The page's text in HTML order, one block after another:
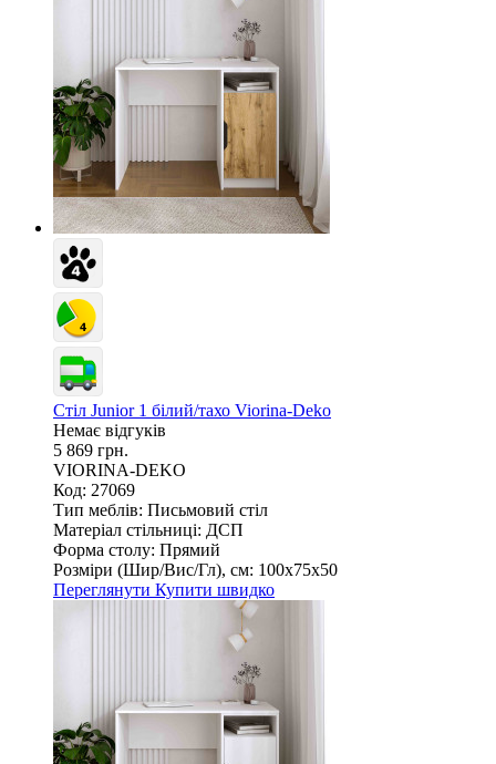
Стіл Junior 1 білий/тахо Viorina-Deko
Немає відгуків
5 869 грн.
VIORINA-DEKO
Код: 27069
Тип меблів: Письмовий стіл
Матеріал стільниці: ДСП
Форма столу: Прямий
Розміри (Шир/Вис/Гл), см: 100х75х50
Переглянути Купити швидко